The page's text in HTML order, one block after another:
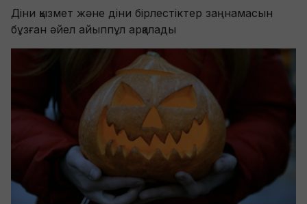
Діни қызмет және діни бірлестіктер заңнамасын
бұзған әйел айыппұл арқалады